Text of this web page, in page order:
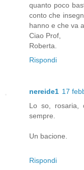
quanto poco
conto che
hanno e che va
Ciao Prof,
Roberta.
Rispondi
nereide1 17
Lo so, rosaria,
sempre.
Un bacione.
Rispondi